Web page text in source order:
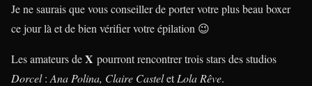
Je ne saurais que vous conseiller de porter votre plus beau boxer
ce jour là et de bien vérifier votre épilation 😉
Les amateurs deX pourront rencontrer trois stars des studios
Dorcel: Ana Polina, Claire CasteletLola Rêve.